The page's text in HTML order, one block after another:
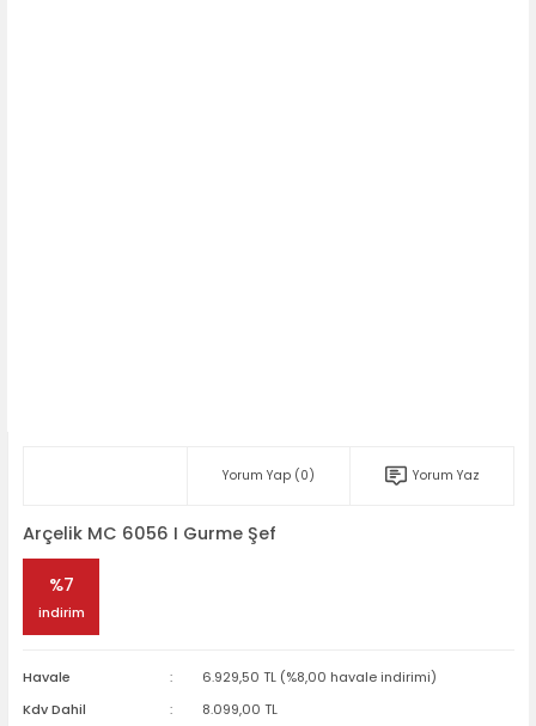
Yorum Yap (0) Yorum Yaz
Arçelik MC 6056 I Gurme Şef
%7
indirim
Havale
6.929,50 TL (%8,00 havale indirimi)
Kdv Dahil
8.099,00 TL